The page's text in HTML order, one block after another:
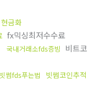
금화
fx믹싱최저수수료
국내거래소fds증빙 비트코
빗썸fds푸는법 빗썸코인추적